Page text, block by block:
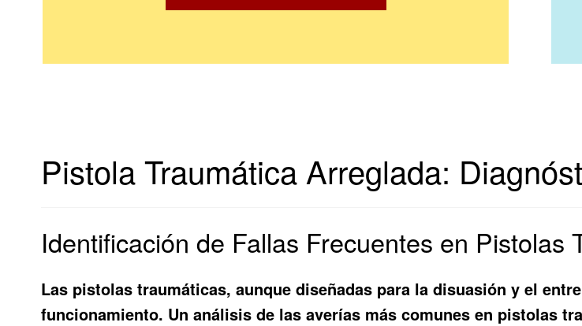
Pistola Traumática Arreglada:
Identificación de Fallas Frecuentes en Pistolas
Las pistolas traumáticas, aunque diseñadas para la disuasión y el
funcionamiento. Un análisis de las averías más comunes en pistolas